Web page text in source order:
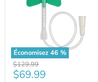
Économisez 46 %
Prix
$129.99
Prix
$69.99